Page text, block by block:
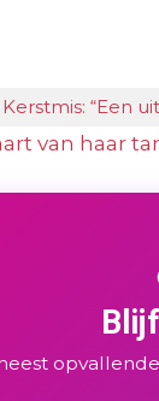
“Een
van haar